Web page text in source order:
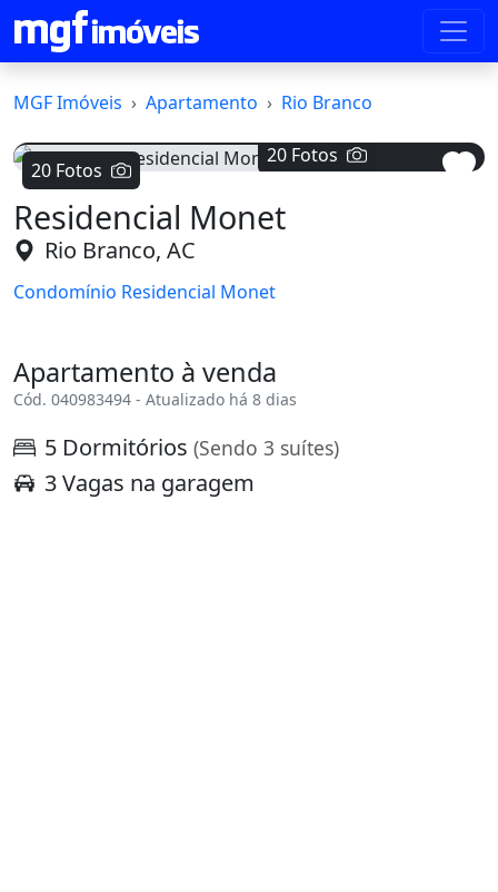
MGF Imóveis Apartamento Rio Branco
20 Fotos
Voltar